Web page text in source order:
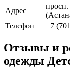
Адрес
просп.
Телефон
+7
Отзывы и
одежды